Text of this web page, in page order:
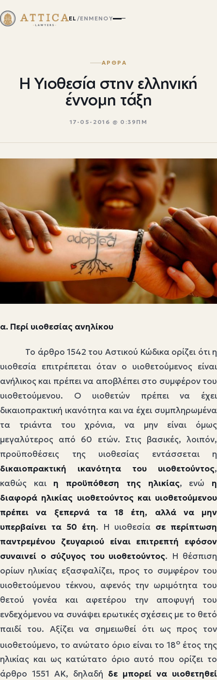
EL /EN ΜΕΝΟΎ
ΑΡΘΡΑ
Η Υιοθεσία στην ελληνική
έννομη τάξη
17-05-2016 @ 0:39ΠΜ
α. Περί υιοθεσίας ανηλίκου
Το άρθρο 1542 του Αστικού Κώδικα ορίζει ότι η
υιοθεσία επιτρέπεται όταν ο υιοθετούμενος είναι
ανήλικος και πρέπει να αποβλέπει στο συμφέρον του
υιοθετούμενου. Ο υιοθετών πρέπει να έχει
δικαιοπρακτική ικανότητα και να έχει συμπληρωμένα
τα τριάντα του χρόνια, να μην είναι όμως
μεγαλύτερος από 60 ετών. Στις βασικές, λοιπόν,
προϋποθέσεις της υιοθεσίας εντάσσεται η
δικαιοπρακτική ικανότητα του υιοθετούντος,
καθώς και η προϋπόθεση της ηλικίας, ενώ η
διαφορά ηλικίας υιοθετούντος και υιοθετούμενου
πρέπει να ξεπερνά τα 18 έτη, αλλά να μην
υπερβαίνει τα 50 έτη. Η υιοθεσία σε περίπτωση
παντρεμένου ζευγαριού είναι επιτρεπτή εφόσον
συναινεί ο σύζυγος του υιοθετούντος. Η θέσπιση
ορίων ηλικίας εξασφαλίζει, προς το συμφέρον του
υιοθετούμενου τέκνου, αφενός την ωριμότητα του
θετού γονέα και αφετέρου την αποφυγή του
ενδεχόμενου να συνάψει ερωτικές σχέσεις με το θετό
παιδί του. Αξίζει να σημειωθεί ότι ως προς τον
υιοθετούμενο, το ανώτατο όριο είναι το 18ο έτος της
ηλικίας και ως κατώτατο όριο αυτό που ορίζει το
άρθρο 1551 ΑΚ, δηλαδή δε μπορεί να υιοθετηθεί